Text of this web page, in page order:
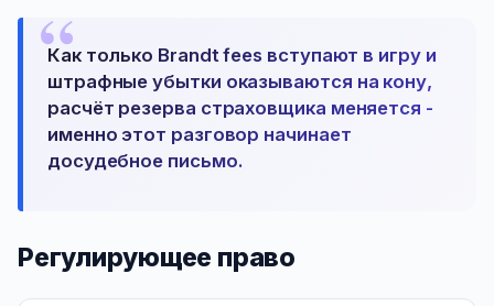
Как только Brandt fees вступают в игру и
штрафные убытки оказываются на кону,
расчёт резерва страховщика меняется -
именно этот разговор начинает
досудебное письмо.
Регулирующее право